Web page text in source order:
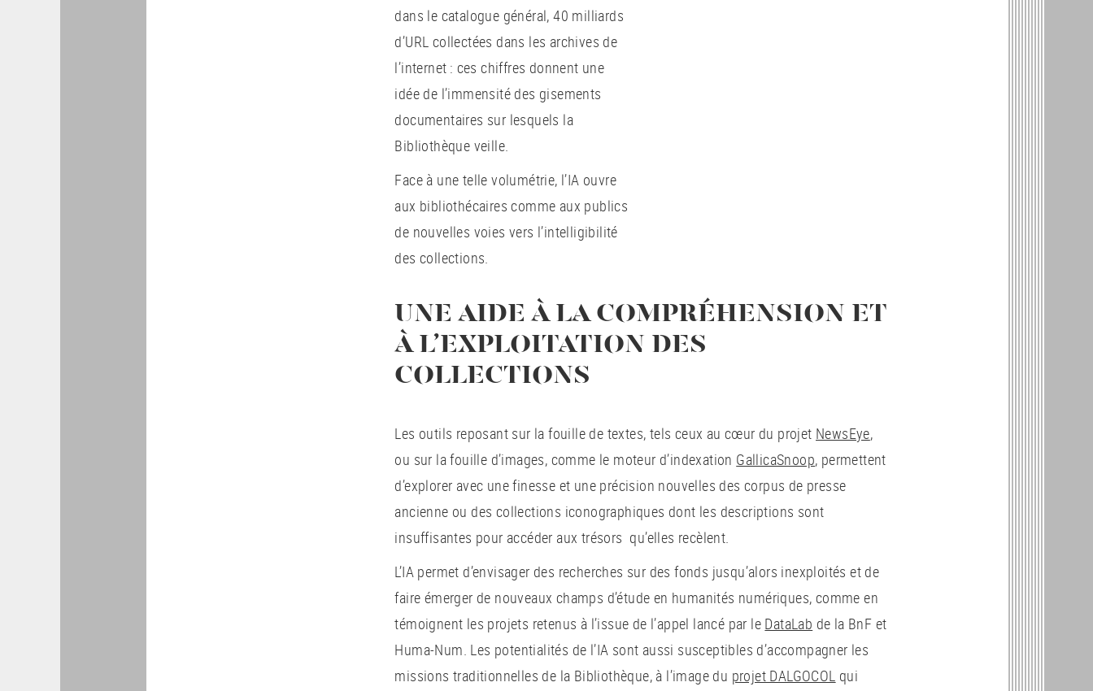
dans le catalogue général, 40 milliards
d’URL collectées dans les archives de
l’internet : ces chiffres donnent une
idée de l’immensité des gisements
documentaires sur lesquels la
Bibliothèque veille.
Face à une telle volumétrie, l’IA ouvre
aux bibliothécaires comme aux publics
de nouvelles voies vers l’intelligibilité
des collections.
UNE AIDE À LA COMPRÉHENSION ET
À L’EXPLOITATION DES
COLLECTIONS
Les outils reposant sur la fouille de textes, tels ceux au cœur du projet NewsEye,
ou sur la fouille d’images, comme le moteur d’indexation GallicaSnoop, permettent
d’explorer avec une finesse et une précision nouvelles des corpus de presse
ancienne ou des collections iconographiques dont les descriptions sont
insuffisantes pour accéder aux trésors qu’elles recèlent.
L’IA permet d’envisager des recherches sur des fonds jusqu’alors inexploités et de
faire émerger de nouveaux champs d’étude en humanités numériques, comme en
témoignent les projets retenus à l’issue de l’appel lancé par le DataLab de la BnF et
Huma-Num. Les potentialités de l’IA sont aussi susceptibles d’accompagner les
missions traditionnelles de la Bibliothèque, à l’image du projet DALGOCOL qui